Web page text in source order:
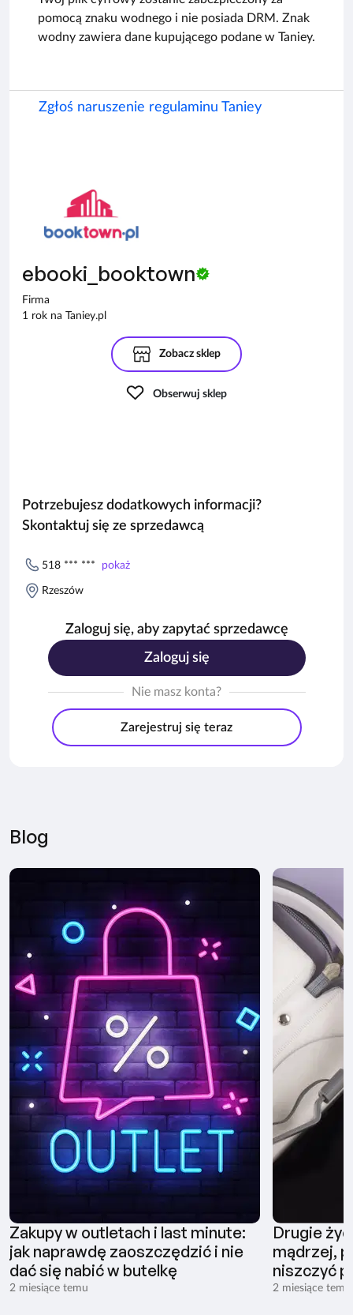
pomocą znaku wodnego i nie posiada DRM. Znak
wodny zawiera dane kupującego podane w Taniey.
Zgłoś naruszenie regulaminu Taniey
ebooki_booktown
Firma
1 rok na Taniey.pl
Zobacz sklep
Obserwuj sklep
Potrzebujesz dodatkowych informacji?
Skontaktuj się ze sprzedawcą
518 *** *** pokaż
Rzeszów
Zaloguj się, aby zapytać sprzedawcę
Zaloguj się
Nie masz konta?
Zarejestruj się teraz
Blog
Zakupy w outletach i last minute:
jak naprawdę zaoszczędzić i nie
dać się nabić w butelkę
2 miesiące temu
Drugie
mądrzej,
niszczyć
2 miesiące temu